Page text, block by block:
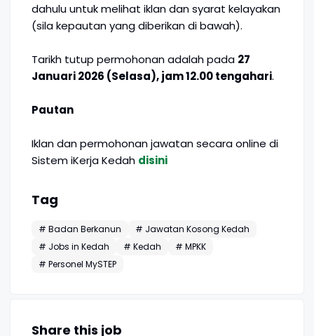
dahulu untuk melihat iklan dan syarat kelayakan
(sila kepautan yang diberikan di bawah).
Tarikh tutup permohonan adalah pada 27
Januari 2026 (Selasa), jam 12.00 tengahari.
Pautan
Iklan dan permohonan jawatan secara online di
Sistem iKerja Kedah disini
Tag
# Badan Berkanun
# Jawatan Kosong Kedah
# Jobs in Kedah
# Kedah
# MPKK
# Personel MySTEP
Share this job